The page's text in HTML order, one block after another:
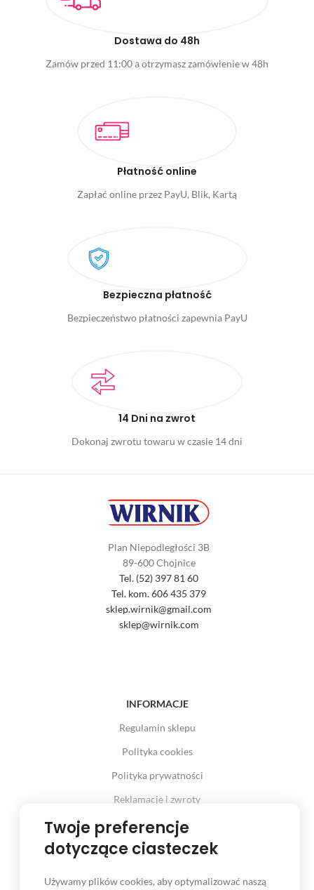
Dostawa do 48h
Zamów przed 11:00 a otrzymasz zamówienie w 48h
Płatność online
Zapłać online przez PayU, Blik, Kartą
Bezpieczna płatność
Bezpieczeństwo płatności zapewnia PayU
14 Dni na zwrot
Dokonaj zwrotu towaru w czasie 14 dni
Plan Niepodległości 3B
89-600 Chojnice
Tel. (52) 397 81 60
Tel. kom. 606 435 379
sklep.wirnik@gmail.com
sklep@wirnik.com
INFORMACJE
Regulamin sklepu
Polityka cookies
Polityka prywatności
Reklamacje i zwroty
Prawo odstąpienia od umowy
Twoje preferencje
dotyczące ciasteczek
Używamy plików cookies, aby optymalizować naszą